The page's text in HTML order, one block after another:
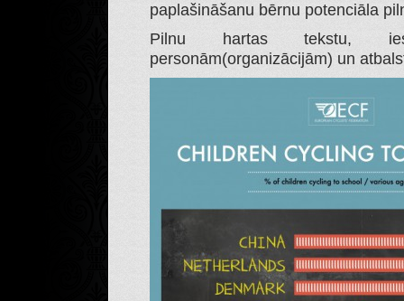
paplašināšanu bērnu potenciāla
Pilnu hartas tekstu,
personām(organizācijām) un